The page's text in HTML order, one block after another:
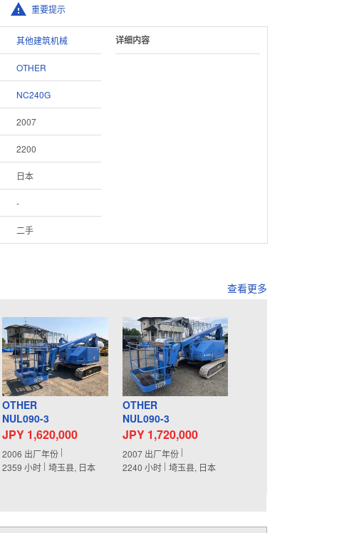
重要提示
其他建筑机械
OTHER
NC240G
2007
2200
日本
-
二手
详细内容
查看更多
OTHER
NUL090-3
JPY 1,620,000
2006 出厂年份
2359 小时 埼玉县, 日本
OTHER
NUL090-3
JPY 1,720,000
2007 出厂年份
2240 小时 埼玉县, 日本